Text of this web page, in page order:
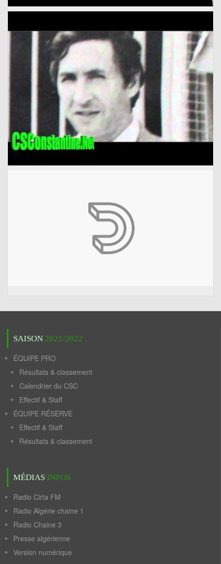
SAISON 2021/2022
ÉQUIPE PRO
Résultats & classement
Calendrier du CSC
Effectif & Staff
ÉQUIPE RÉSERVE
Effectif & Staff
Résultats & classement
MÉDIAS INFOS
Radio Cirta FM
Radio Algérie chaine 1
Radio Chaine 3
Presse algérienne
Version numérique